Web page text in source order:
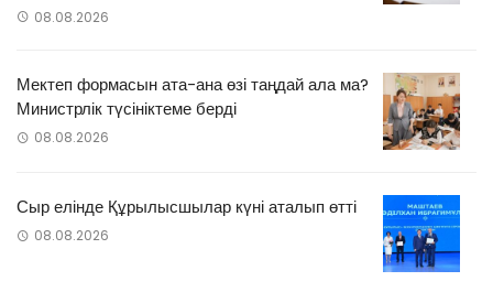
08.08.2026
Мектеп формасын ата-ана өзі таңдай ала ма?
Министрлік түсініктеме берді
08.08.2026
Сыр елінде Құрылысшылар күні аталып өтті
08.08.2026